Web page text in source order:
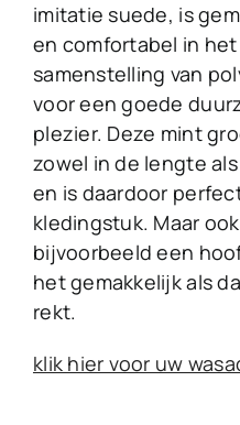
imitatie suede, is
en comfortabel in het
samenstelling van
voor een goede
plezier. Deze mint
zowel in de lengte
en is daardoor
kledingstuk. Maar
bijvoorbeeld een
het gemakkelijk als
rekt.
klik hier voor uw